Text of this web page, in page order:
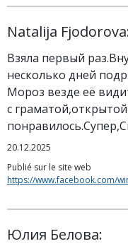
Natalija
Взяла первый
несколько дней
Мороз везде её
с
20.12.2025
Publié sur le site web
https://www.facebook.com/
Юлия Белова: